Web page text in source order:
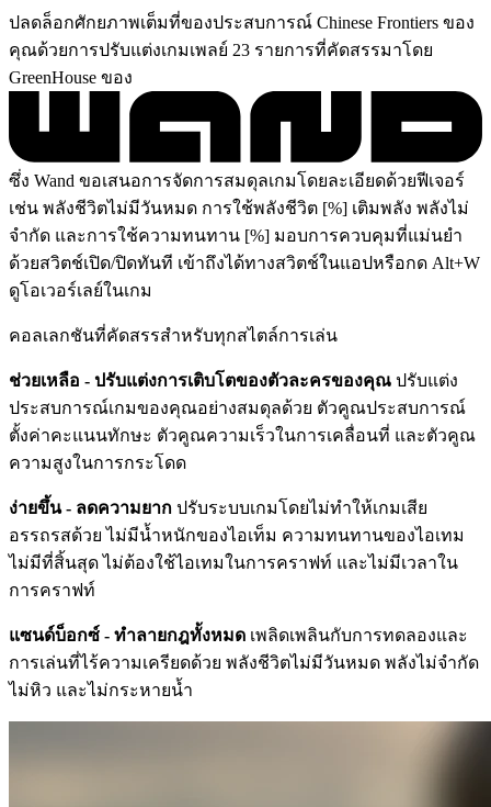
ปลดล็อกศักยภาพเต็มที่ของประสบการณ์ Chinese Frontiers ของ
คุณด้วยการปรับแต่งเกมเพลย์ 23 รายการที่คัดสรรมาโดย
GreenHouse ของ
ซึ่ง Wand ขอเสนอการจัดการสมดุลเกมโดยละเอียดด้วยฟีเจอร์
เช่น พลังชีวิตไม่มีวันหมด การใช้พลังชีวิต [%] เติมพลัง พลังไม่
จำกัด และการใช้ความทนทาน [%] มอบการควบคุมที่แม่นยำ
ด้วยสวิตช์เปิด/ปิดทันที เข้าถึงได้ทางสวิตช์ในแอปหรือกด Alt+W
ดูโอเวอร์เลย์ในเกม
คอลเลกชันที่คัดสรรสำหรับทุกสไตล์การเล่น
ช่วยเหลือ - ปรับแต่งการเติบโตของตัวละครของคุณ ปรับแต่ง
ประสบการณ์เกมของคุณอย่างสมดุลด้วย ตัวคูณประสบการณ์
ตั้งค่าคะแนนทักษะ ตัวคูณความเร็วในการเคลื่อนที่ และตัวคูณ
ความสูงในการกระโดด
ง่ายขึ้น - ลดความยาก ปรับระบบเกมโดยไม่ทำให้เกมเสีย
อรรถรสด้วย ไม่มีน้ำหนักของไอเท็ม ความทนทานของไอเทม
ไม่มีที่สิ้นสุด ไม่ต้องใช้ไอเทมในการคราฟท์ และไม่มีเวลาใน
การคราฟท์
แซนด์บ็อกซ์ - ทำลายกฎทั้งหมด เพลิดเพลินกับการทดลองและ
การเล่นที่ไร้ความเครียดด้วย พลังชีวิตไม่มีวันหมด พลังไม่จำกัด
ไม่หิว และไม่กระหายน้ำ